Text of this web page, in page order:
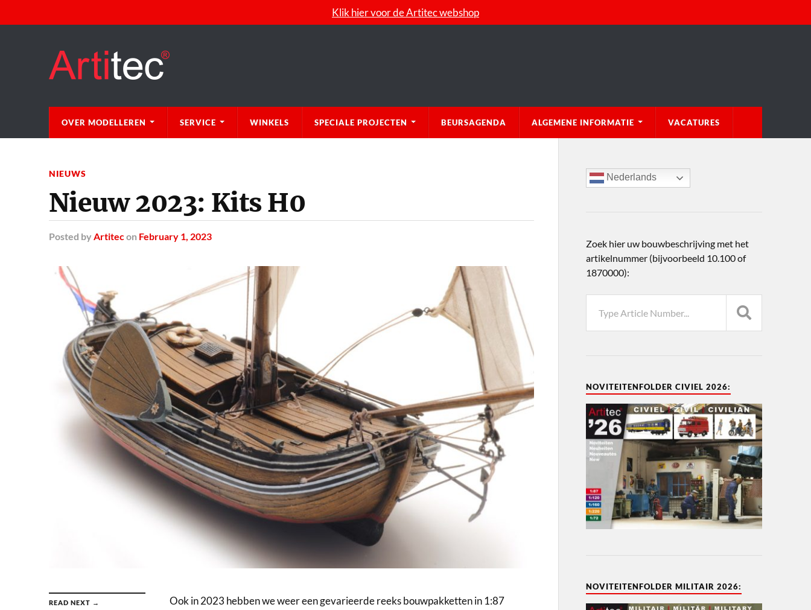
Klik hier voor de Artitec webshop
OVER MODELLEREN SERVICE WINKELS SPECIALE PROJECTEN BEURSAGENDA ALGEMENE INFORMATIE VACATURES
NIEUWS
Nieuw 2023: Kits H0
Posted by Artitecon February 1, 2023
READ NEXT →
Ook in 2023 hebben we weer een gevarieerde reeks bouwpakketten in 1:87
Nederlands
Zoek hier uw bouwbeschrijving met het
artikelnummer (bijvoorbeeld 10.100 of
1870000):
NOVITEITENFOLDER CIVIEL 2026:
NOVITEITENFOLDER MILITAIR 2026: